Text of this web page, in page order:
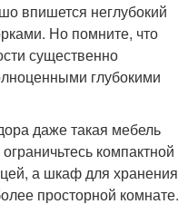
впишется неглубокий
Но помните, что
существенно
глубокими
даже такая мебель
компактной
а шкаф для хранения
просторной комнате.